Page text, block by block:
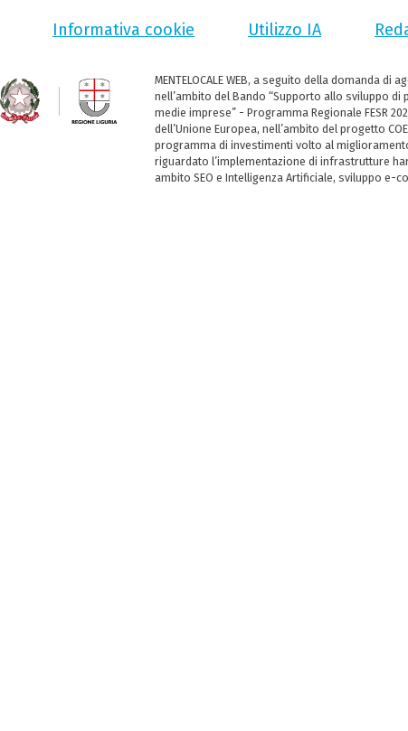
Informativa cookie Utilizzo IA
MENTELOCALE WEB, a seguito della domanda
nell’ambito del Bando “Supporto allo sviluppo
medie imprese” - Programma Regionale FESR
dell’Unione Europea, nell’ambito del progetto
programma di investimenti volto al
riguardato l’implementazione di infrastrutture
ambito SEO e Intelligenza Artificiale, sviluppo e-